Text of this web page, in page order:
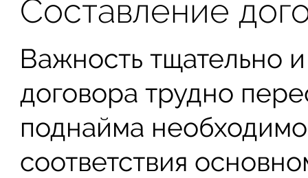
Составление
Важность тщательно
договора трудно
поднайма
соответствия